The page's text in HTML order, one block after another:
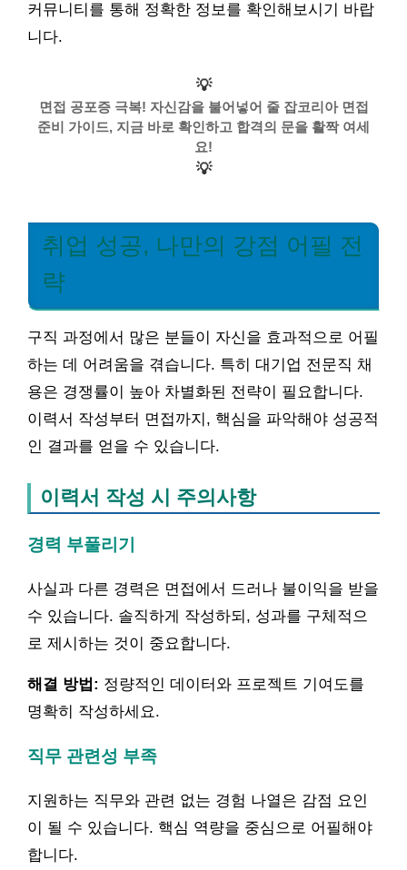
커뮤니티를 통해 정확한 정보를 확인해보시기 바랍
니다.
💡
면접 공포증 극복! 자신감을 불어넣어 줄 잡코리아 면접
준비 가이드, 지금 바로 확인하고 합격의 문을 활짝 여세
요!
💡
취업 성공, 나만의 강점 어필 전
략
구직 과정에서 많은 분들이 자신을 효과적으로 어필
하는 데 어려움을 겪습니다. 특히 대기업 전문직 채
용은 경쟁률이 높아 차별화된 전략이 필요합니다.
이력서 작성부터 면접까지, 핵심을 파악해야 성공적
인 결과를 얻을 수 있습니다.
이력서 작성 시 주의사항
경력 부풀리기
사실과 다른 경력은 면접에서 드러나 불이익을 받을
수 있습니다. 솔직하게 작성하되, 성과를 구체적으
로 제시하는 것이 중요합니다.
해결 방법: 정량적인 데이터와 프로젝트 기여도를
명확히 작성하세요.
직무 관련성 부족
지원하는 직무와 관련 없는 경험 나열은 감점 요인
이 될 수 있습니다. 핵심 역량을 중심으로 어필해야
합니다.